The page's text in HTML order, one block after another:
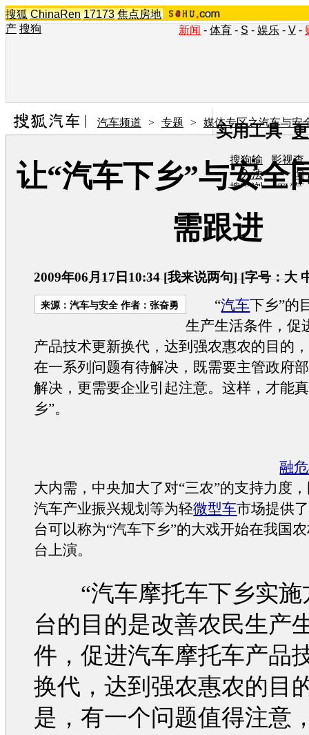
搜狐 ChinaRen 17173 焦点房地
产 搜狗 新闻 - 体育 - S - 娱乐 - V -
实用工具
搜狗输
入法
影视查
询
搜狗浏
TV节
乐盒
汽车频道 > 专题 > 媒体专区之汽车与安
让“汽车下乡”与安全
需跟进
2009年06月17日10:34 [我来说两句] [字号：大
来源：汽车与安全 作者：张奋勇 “汽车下乡”的
生产生活条件，促
产品技术更新换代，达到强农惠农的目的
在一系列问题有待解决，既需要主管政府
解决，更需要企业引起注意。这样，才能
乡”。
融
大内需，中央加大了对“三农”的支持力度
汽车产业振兴规划等为轻微型车市场提供
台可以称为“汽车下乡”的大戏开始在我国
台上演。
“汽车摩托车下乡实施
台的目的是改善农民生产
件，促进汽车摩托车产品
换代，达到强农惠农的目
是，有一个问题值得注意